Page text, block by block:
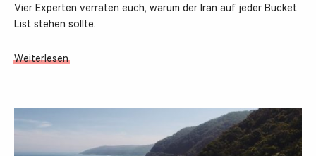
Vier Experten verraten euch, warum der Iran auf jeder Bucket
List stehen sollte.
Weiterlesen